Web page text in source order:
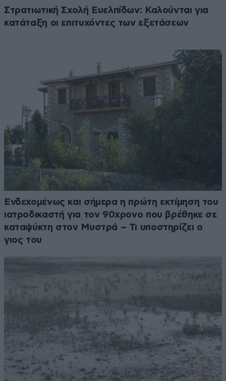
Στρατιωτική Σχολή Ευελπίδων: Καλούνται για
κατάταξη οι επιτυχόντες των εξετάσεων
Ενδεχομένως και σήμερα η πρώτη εκτίμηση του
ιατροδικαστή για τον 90χρονο που βρέθηκε σε
καταψύκτη στον Μυστρά – Τι υποστηρίζει ο
γιος του